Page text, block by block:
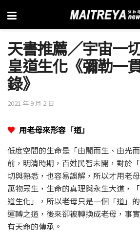
天書推薦／宇宙一
皇道生化《彌勒一
錄》
2021 年 9 月 2 日
♥ 用老母來形容「道」
低度空間的生命是「由闇而生、由光
前，明清時期，百姓民智未開，對於
切與熟悉，也容易誤解，所以才用老
萬物眾生，生命的真理與永生大道，
道生化」，所以老母只是一個「道」
運轉之道，後來卻被轉換成老母，事
有天命的傳承。